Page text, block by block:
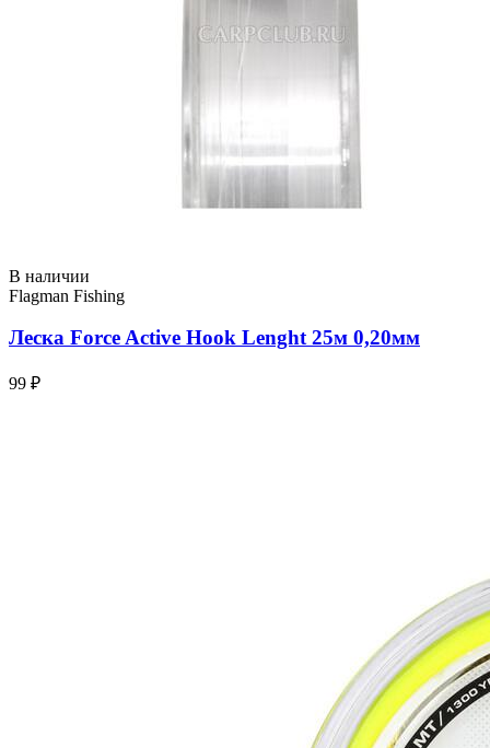
В наличии
Flagman Fishing
Леска Force Active Hook Lenght 25м 0,20мм
99 ₽